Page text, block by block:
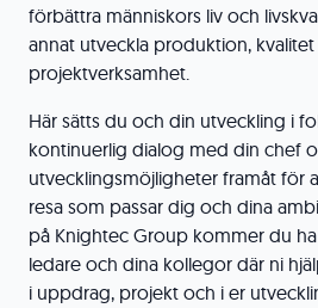
förbättra människors liv och
annat utveckla produktion,
projektverksamhet.
Här sätts du och din utveckling i
kontinuerlig dialog med din chef
utvecklingsmöjligheter framåt för
resa som passar dig och dina
på Knightec Group kommer du
ledare och dina kollegor där ni
i uppdrag, projekt och i er